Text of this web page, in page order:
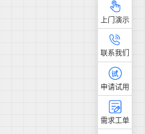
上门演示
联系我们
申请试用
需求工单